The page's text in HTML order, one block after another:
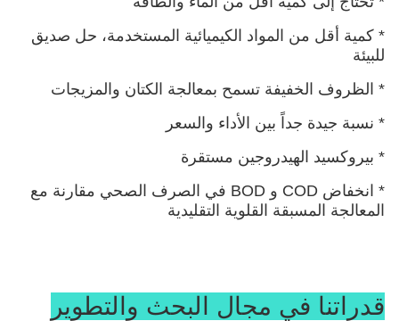
* كمية أقل من المواد الكيميائية المستخدمة، حل صديق
للبيئة
* الظروف الخفيفة تسمح بمعالجة الكتان والمزيجات
* نسبة جيدة جداً بين الأداء والسعر
* بيروكسيد الهيدروجين مستقرة
* انخفاض COD و BOD في الصرف الصحي مقارنة مع
المعالجة المسبقة القلوية التقليدية
قدراتنا في مجال البحث والتطوير